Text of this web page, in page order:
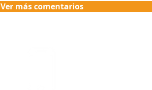
Ver más comentarios